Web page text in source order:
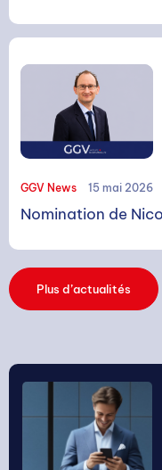
GGV News 15 mai 2026
Nomination de
Plus d’actualités